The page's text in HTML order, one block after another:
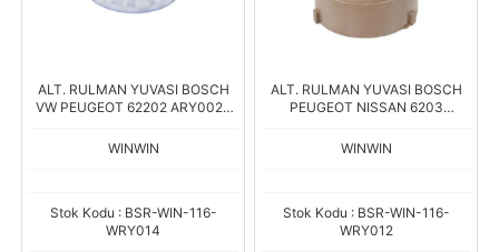
ALT. RULMAN YUVASI BOSCH
VW PEUGEOT 62202 ARY0020
WINWIN
Stok Kodu : BSR-WIN-116-
WRY014
ALT. RULMAN YUVASI BOSCH
PEUGEOT NISSAN 6203
Çap.40,00
WINWIN
Stok Kodu : BSR-WIN-116-
WRY012